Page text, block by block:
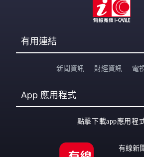
有用連結
新聞資訊 財經資訊 電
App 應用程式
點擊下載app應用程
有線新